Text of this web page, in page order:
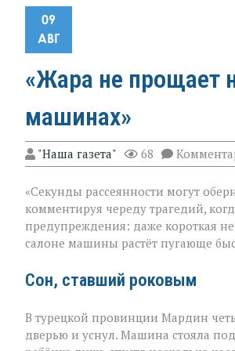
09
АВГ
«Жара не прощает
машинах»
"Наша газета" 68
«Секунды рассеянности могут
комментируя череду трагедий,
предупреждения: даже короткая
салоне машины растёт пугающе
Сон, ставший роковым
В турецкой провинции Мардин
дверью и уснул. Машина стояла